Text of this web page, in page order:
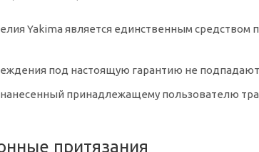
Yakima является единственным
под настоящую гарантию не
принадлежащему пользователю
притязания